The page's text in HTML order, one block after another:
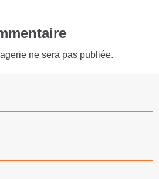
ne sera pas publiée.